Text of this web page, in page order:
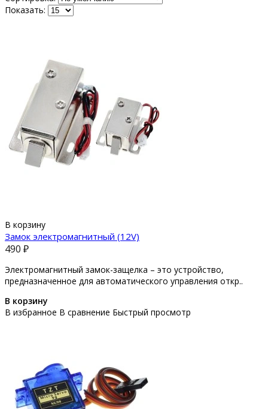
Показать:
В корзину
Замок электромагнитный (12V)
490 ₽
Электромагнитный замок-защелка – это устройство,
предназначенное для автоматического управления откр..
В корзину
В избранное В сравнение Быстрый просмотр